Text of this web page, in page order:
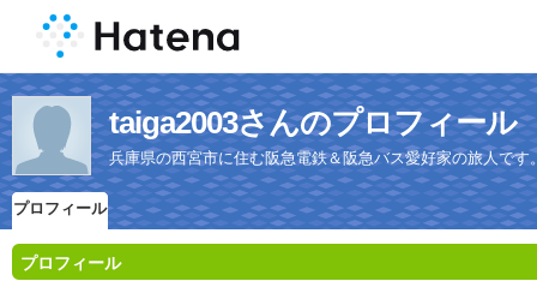
taiga2003さんのプロフィール
兵庫県の西宮市に住む阪急電鉄＆阪急バス愛好家の旅人です
プロフィール
プロフィール